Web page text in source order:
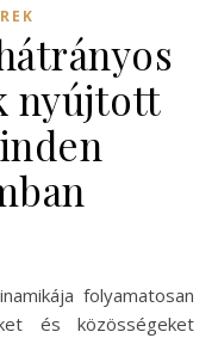
nyújtott
és közösségeket